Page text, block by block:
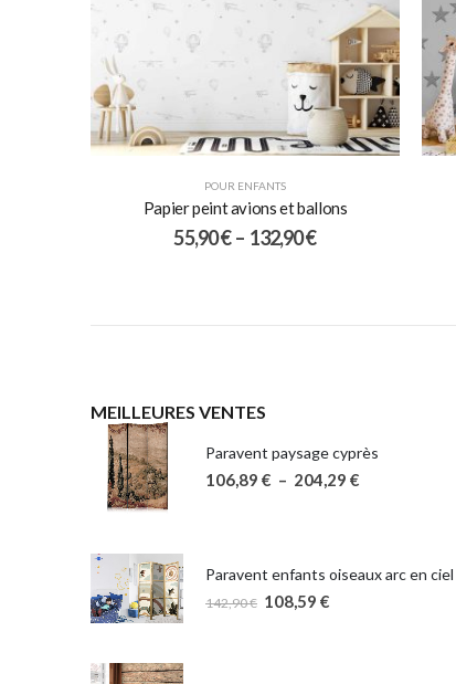
POUR ENFANTS
Papier peint avions et ballons
55,90€ – 132,90€
MEILLEURES VENTES
Paravent paysage cyprès
106,89 € – 204,29 €
Paravent enfants oiseaux arc en ciel
142,90€ 108,59 €